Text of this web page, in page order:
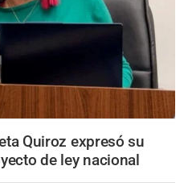
Quiroz expresó su
de ley nacional